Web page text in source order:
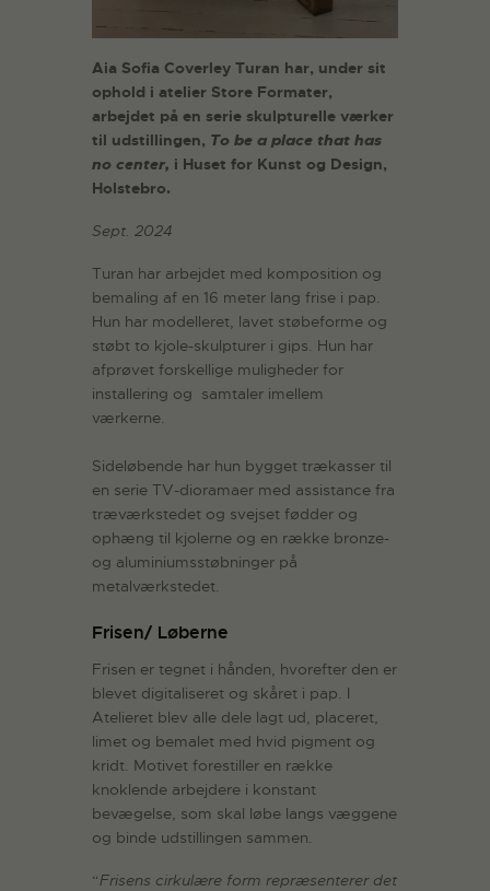
Aia Sofia Coverley Turan har, under sit
ophold i atelier Store Formater,
arbejdet på en serie skulpturelle værker
til udstillingen, To be a place that has
no center, i Huset for Kunst og Design,
Holstebro.
Sept. 2024
Turan har arbejdet med komposition og
bemaling af en 16 meter lang frise i pap.
Hun har modelleret, lavet støbeforme og
støbt to kjole-skulpturer i gips. Hun har
afprøvet forskellige muligheder for
installering og samtaler imellem
værkerne.
Sideløbende har hun bygget trækasser til
en serie TV-dioramaer med assistance fra
træværkstedet og svejset fødder og
ophæng til kjolerne og en række bronze-
og aluminiumsstøbninger på
metalværkstedet.
Frisen/ Løberne
Frisen er tegnet i hånden, hvorefter den er
blevet digitaliseret og skåret i pap. I
Atelieret blev alle dele lagt ud, placeret,
limet og bemalet med hvid pigment og
kridt. Motivet forestiller en række
knoklende arbejdere i konstant
bevægelse, som skal løbe langs væggene
og binde udstillingen sammen.
“Frisens cirkulære form repræsenterer det